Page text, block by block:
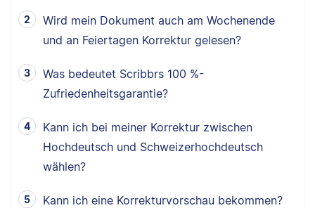
Wird mein Dokument auch am Wochenende
und an Feiertagen Korrektur gelesen?
Was bedeutet Scribbrs 100 %-
Zufriedenheitsgarantie?
Kann ich bei meiner Korrektur zwischen
Hochdeutsch und Schweizerhochdeutsch
wählen?
Kann ich eine Korrekturvorschau bekommen?